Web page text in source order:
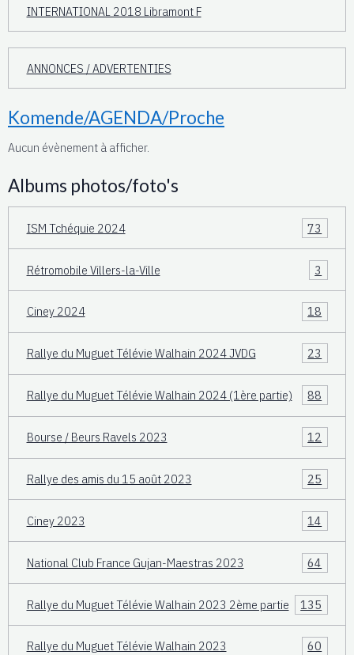
INTERNATIONAL 2018 Libramont F
ANNONCES / ADVERTENTIES
Komende/AGENDA/Proche
Aucun évènement à afficher.
Albums photos/foto's
ISM Tchéquie 2024 73
Rétromobile Villers-la-Ville 3
Ciney 2024 18
Rallye du Muguet Télévie Walhain 2024 JVDG 23
Rallye du Muguet Télévie Walhain 2024 (1ère partie) 88
Bourse / Beurs Ravels 2023 12
Rallye des amis du 15 août 2023 25
Ciney 2023 14
National Club France Gujan-Maestras 2023 64
Rallye du Muguet Télévie Walhain 2023 2ème partie 135
Rallye du Muguet Télévie Walhain 2023 60